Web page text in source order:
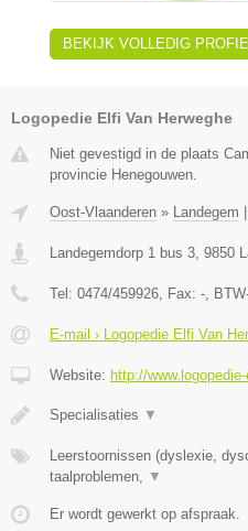
BEKIJK VOLLEDIG
Logopedie Elfi Van Herweghe
Niet gevestigd in de plaats
provincie Henegouwen.
Oost-Vlaanderen » Landegem
Landegemdorp 1 bus 3, 9850
Tel: 0474/459926, Fax: -,
E-mail › Logopedie Elfi Van
Website: http://
​Specialisaties ▼
Leerstoornissen (dyslexie,
taalproblemen, ▼
Er wordt gewerkt op afspraak.